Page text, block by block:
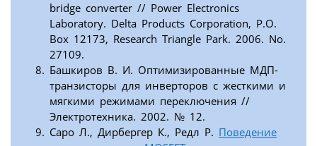
bridge converter // Power Electronics
Laboratory. Delta Products Corporation, Р.О.
Вox 12173, Research Triangle Park. 2006. No.
27109.
Башкиров В. И. Оптимизированные МДП-
транзисторы для инверторов с жесткими и
мягкими режимами переключения //
Электротехника. 2002. № 12.
Саро Л., Дирбергер К., Редл Р. Поведение